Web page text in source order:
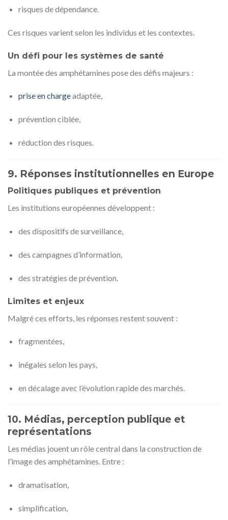
risques de dépendance.
Ces risques varient selon les individus et les contextes.
Un défi pour les systèmes de santé
La montée des amphétamines pose des défis majeurs :
prise en chargeadaptée,
prévention ciblée,
réduction des risques.
9. Réponses institutionnelles en Europe
Politiques publiques et prévention
Les institutions européennes développent :
des dispositifs de surveillance,
des campagnes d’information,
des stratégies de prévention.
Limites et enjeux
Malgré ces efforts, les réponses restent souvent :
fragmentées,
inégales selon les pays,
en décalage avec l’évolution rapide des marchés.
10. Médias, perception publique et
représentations
Les médias jouent un rôle central dans la construction de
l’image des amphétamines. Entre :
dramatisation,
simplification,